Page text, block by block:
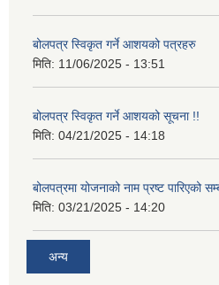
बोलपत्र स्विकृत गर्ने आशयको पत्रहरु
मिति: 11/06/2025 - 13:51
बोलपत्र स्विकृत गर्ने आशयको सूचना !!
मिति: 04/21/2025 - 14:18
बोलपत्रमा योजनाको नाम प्रष्ट पारिएको
मिति: 03/21/2025 - 14:20
अन्य